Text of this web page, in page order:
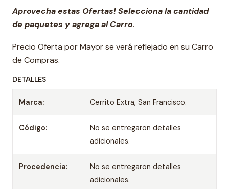
Aprovecha estas Ofertas! Selecciona la cantidad
de paquetes y agrega al Carro.
Precio Oferta por Mayor se verá reflejado en su Carro
de Compras.
DETALLES
Marca: Cerrito Extra, San Francisco.
Código:
No se entregaron detalles
adicionales.
Procedencia:
No se entregaron detalles
adicionales.